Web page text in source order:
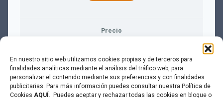
En nuestro sitio web utilizamos cookies propias y de terceros para
finalidades analíticas mediante el análisis del tráfico web, para
personalizar el contenido mediante sus preferencias y con finalidades
publicitarias. Para más información puedes consultar nuestra Política de
Cookies AQUÍ . Puedes aceptar y rechazar todas las cookies en bloque o
Precio
Primeros pasos